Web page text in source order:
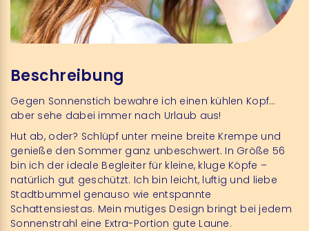
Beschreibung
Gegen Sonnenstich bewahre ich einen kühlen Kopf…
aber sehe dabei immer nach Urlaub aus!
Hut ab, oder? Schlüpf unter meine breite Krempe und
genieße den Sommer ganz unbeschwert. In Größe 56
bin ich der ideale Begleiter für kleine, kluge Köpfe –
natürlich gut geschützt. Ich bin leicht, luftig und liebe
Stadtbummel genauso wie entspannte
Schattensiestas. Mein mutiges Design bringt bei jedem
Sonnenstrahl eine Extra-Portion gute Laune.